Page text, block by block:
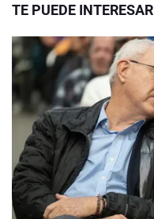
TE PUEDE INTERESAR